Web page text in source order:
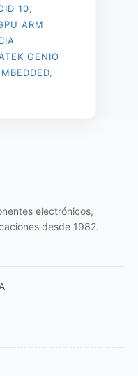
10
ARM
GENIO
electrónicos,
desde 1982.